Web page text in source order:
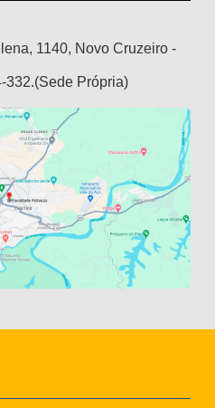
1140, Novo Cruzeiro -
332.(Sede Própria)